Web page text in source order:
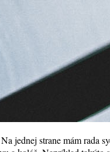
jednej strane mám rada